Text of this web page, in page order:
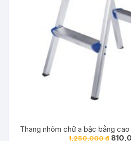
Thang nhôm chữ a bậc bằng
1,250,000₫ Giá